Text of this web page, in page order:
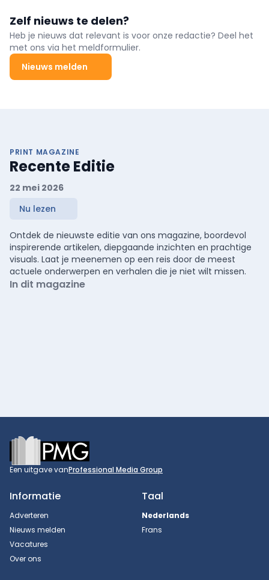
Zelf nieuws te delen?
Heb je nieuws dat relevant is voor onze redactie? Deel het
met ons via het meldformulier.
Nieuws melden
PRINT MAGAZINE
Recente Editie
22 mei 2026
Nu lezen
Ontdek de nieuwste editie van ons magazine, boordevol
inspirerende artikelen, diepgaande inzichten en prachtige
visuals. Laat je meenemen op een reis door de meest
actuele onderwerpen en verhalen die je niet wilt missen.
In dit magazine
Footer
Een uitgave vanProfessional Media Group
Informatie
Adverteren
Nieuws melden
Vacatures
Over ons
Taal
Nederlands
Frans